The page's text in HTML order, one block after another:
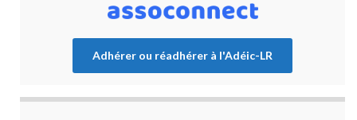
Adhérer ou réadhérer à l'Adéic-LR